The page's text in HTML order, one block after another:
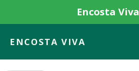
ENCOSTA VIVA
Encosta Viva